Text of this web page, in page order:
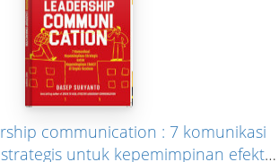
communication : 7 komunikasi
untuk kepemimpinan efektif